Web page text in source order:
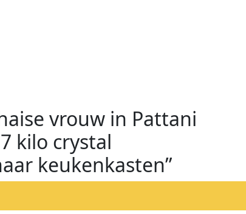
vrouw in Pattani
kilo crystal
keukenkasten”